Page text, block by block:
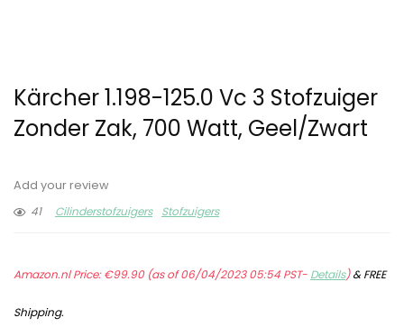
Kärcher 1.198-125.0 Vc 3 Stofzuiger
Zonder Zak, 700 Watt, Geel/Zwart
Add your review
41
Cilinderstofzuigers Stofzuigers
Amazon.nl Price:€99.90(as of 06/04/2023 05:54 PST- Details)&FREE
Shipping.